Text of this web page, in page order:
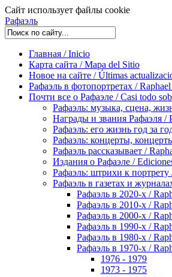
Сайт использует файлы cookie
Рафаэль
Главная / Inicio
Карта сайта / Mapa del Sitio
Новое на сайте / Últimas
Рафаэль в фотопортретах /
Почти все о Рафаэле / Casi todo
Рафаэль: музыка, сцена,
Награды и звания Рафаэля /
Рафаэль: его жизнь год за
Рафаэль: концерты,
Рафаэль рассказывает /
Издания о Рафаэле /
Рафаэль: штрихи к портрету
Рафаэль в газетах и
Рафаэль в 2020-х /
Рафаэль в 2010-х /
Рафаэль в 2000-х /
Рафаэль в 1990-х /
Рафаэль в 1980-х /
Рафаэль в 1970-х /
1976 - 1979
1973 - 1975